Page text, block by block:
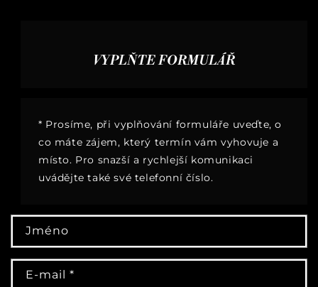
VYPLŇTE FORMULÁŘ
* Prosíme, při vyplňování formuláře uveďte, o
co máte zájem, který termín vám vyhovuje a
místo. Pro snazší a rychlejší komunikaci
uvádějte také své telefonní číslo.
n
Jméno
E-mail *